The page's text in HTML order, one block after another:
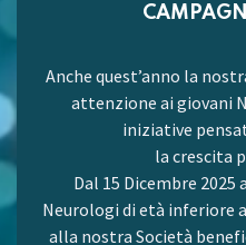
Anche quest’anno la
attenzione ai giovani
iniziative
la crescita
Dal 15 Dicembre
Neurologi di età inferiore
alla nostra Società